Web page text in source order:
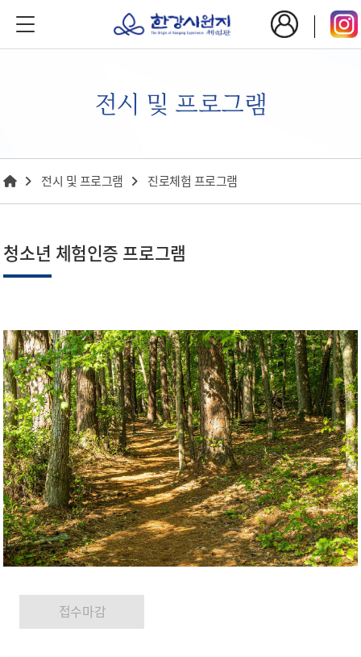
전시 및 프로그램
전시 및 프로그램 진로체험 프로그램
청소년 체험인증 프로그램